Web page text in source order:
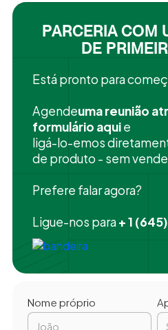
PARCERIA COM
DE
Está pronto para
‍Agendeuma reunião
formulário aquie
ligá-lo-emos
de produto - sem
Prefere falar agora?
Ligue-nos para+ 1
Nome próprio